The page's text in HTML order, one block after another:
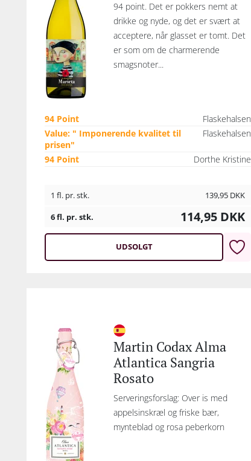
94 point. Det er pokkers nemt at
drikke og nyde, og det er svært at
acceptere, når glasset er tomt. Det
er som om de charmerende
smagsnoter...
94 Point
Flaskehalsen
Value: " Imponerende kvalitet til
prisen"
Flaskehalsen
94 Point Dorthe Kristine
1 fl. pr. stk. 139,95 DKK
6 fl. pr. stk.
114,95 DKK
UDSOLGT
Martin Codax Alma
Atlantica Sangria
Rosato
Serveringsforslag: Over is med
appelsinskræl og friske bær,
mynteblad og rosa peberkorn